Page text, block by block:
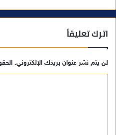
اترك تعليقاً
لن يتم نشر عنوان بريدك الإلكتروني.